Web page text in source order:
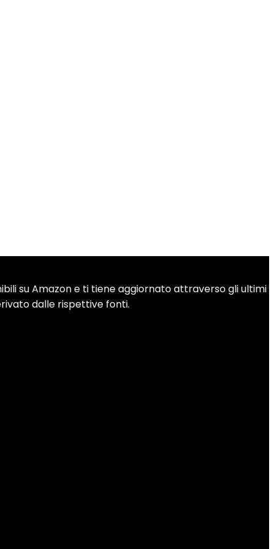
su Amazon e ti tiene aggiornato attraverso gli ultimi
dalle rispettive fonti.